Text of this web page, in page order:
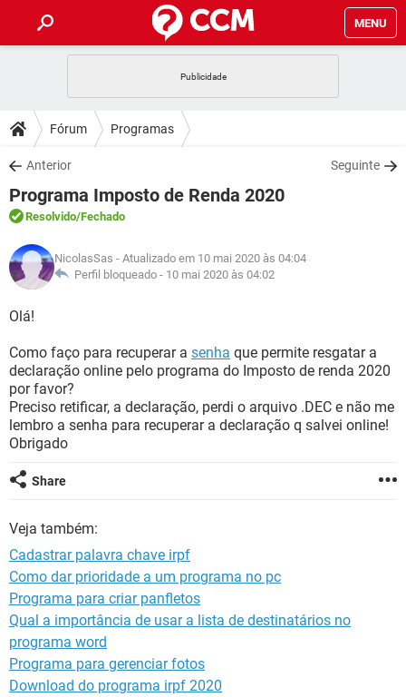
MENU
CELULAR
OUTLOOK
INSTAGRAM GMAIL
GUIA DE COMPRAS
DICAS
JOGOS
OUTLOOK
INSTAGRAM
GUIA DE COMPRAS
DOWNLOADS
JOGOS WHATSAPP
CELULAR
OUTLOOK EXCEL
INSTAGRAM
GUIA DE COMPRAS
FÓRUM
JOGOS
CELULAR FACEBOOK
GUIA DE COMPRAS
GLOSSÁRIO
JOGOS
CELULAR
OUTLOOK EXCEL
INSTAGRAM
GUIA DE COMPRAS
Fórum Programas
Anterior Seguinte
Programa Imposto de Renda 2020
Resolvido/Fechado
NicolasSas - Atualizado em 10 mai 2020 às 04:04
Perfil bloqueado - 10 mai 2020 às 04:02
Olá!
Como faço para recuperar a senha que permite resgatar a
declaração online pelo programa do Imposto de renda 2020
por favor?
Preciso retificar, a declaração, perdi o arquivo .DEC e não me
lembro a senha para recuperar a declaração q salvei online!
Obrigado
Share
Veja também:
Cadastrar palavra chave irpf
Como dar prioridade a um programa no pc
Programa para criar panfletos
Qual a importância de usar a lista de destinatários no
programa word
Programa para gerenciar fotos
Download do programa irpf 2020